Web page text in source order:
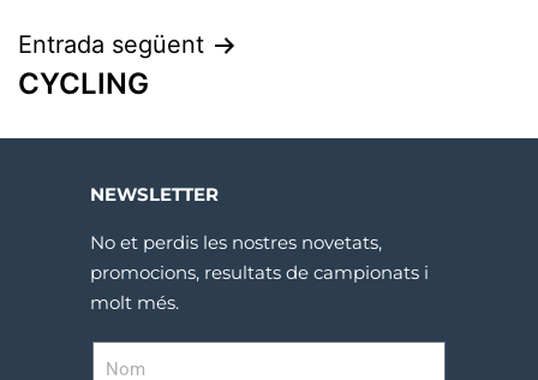
Entrada següent
CYCLING
NEWSLETTER
No et perdis les nostres novetats,
promocions, resultats de campionats i
molt més.